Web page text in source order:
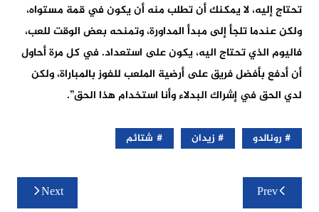
تحتاج إليه، لا يمكنك أن تطلب منه أن يكون في قمة مستواه،
ولكن عندما تلجأ إلى مبدأ المداورة، وتمنحه بعض الوقت للعب،
فاليوم الذي تحتاج اليه، يكون على استعداد. في كل مرة أحاول
أن أدفع بأفضل فريق على أرضية الملعب للفوز بالمباراة، ولكن
لدي الحق في إشراك البدلاء وأنا استخدام هذا الحق”.
رونالدو زيدان شتائم
تصفّح
المقالات
Prev
Next